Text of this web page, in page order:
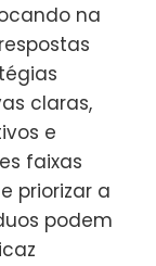
na
claras,
e
faixas
priorizar a
podem